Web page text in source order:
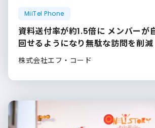
MiiTel Phone
資料送付率が約1.5倍に メンバーが
回せるようになり無駄な訪問を削減
株式会社エフ・コード